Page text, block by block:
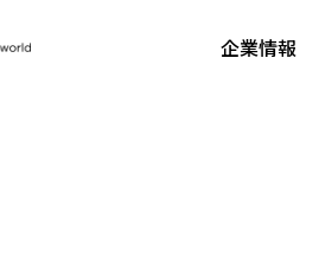
企業情報